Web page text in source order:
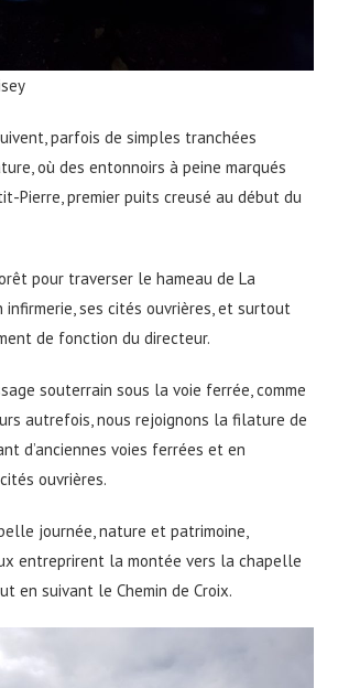
parfois de simples tranchées
où des entonnoirs à peine marqués
Pierre, premier puits creusé au début du
pour traverser le hameau de La
infirmerie, ses cités ouvrières, et surtout
de fonction du directeur.
souterrain sous la voie ferrée, comme
autrefois, nous rejoignons la filature de
d’anciennes voies ferrées et en
ouvrières.
journée, nature et patrimoine,
entreprirent la montée vers la chapelle
en suivant le Chemin de Croix.